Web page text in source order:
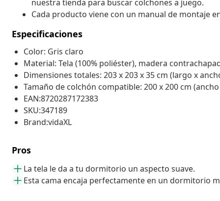
nuestra tienda para buscar colchones a juego.
Cada producto viene con un manual de montaje
Especificaciones
Color: Gris claro
Material: Tela (100% poliéster), madera
Dimensiones totales: 203 x 203 x 35 cm (largo x
Tamaño de colchón compatible: 200 x 200 cm
EAN:8720287172383
SKU:347189
Brand:vidaXL
Pros
La tela le da a tu dormitorio un aspecto suave.
Esta cama encaja perfectamente en un dormitorio